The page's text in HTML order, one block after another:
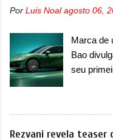
Strada
que time
longo da
O modelo
que vão
mais
motivos
nada os
imagens
com um
Por Luis Noal agosto 06,
Marca de
Bao
seu
como
Fang
voltada
Rezvani revela teaser